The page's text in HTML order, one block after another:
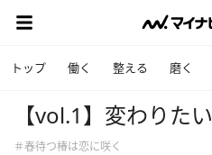
トップ 働く 整える 磨く
【vol.1】変わりたい
＃春待つ椿は恋に咲く